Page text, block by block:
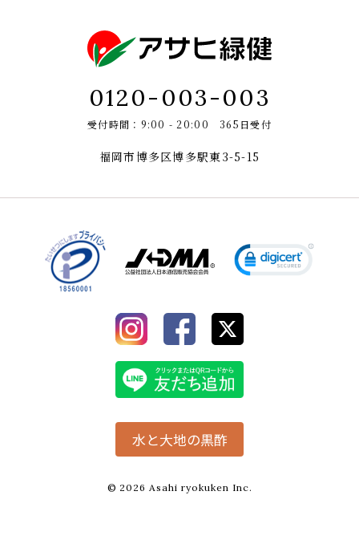
0120-003-003
受付時間：9:00 - 20:00 365日受付
福岡市博多区博多駅東3-5-15
水と大地の黒酢
© 2026 Asahi ryokuken Inc.